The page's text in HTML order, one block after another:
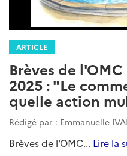
ARTICLE
Brèves de l'OMC
2025 : "Le
quelle action
Rédigé par : Emmanuelle
Brèves de l'OMC... Lire la